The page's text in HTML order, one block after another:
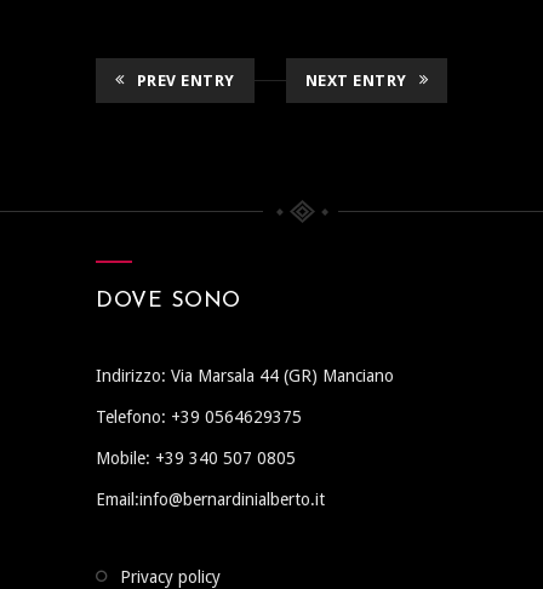
PREV ENTRY NEXT ENTRY
DOVE SONO
Indirizzo: Via Marsala 44 (GR) Manciano
Telefono: +39 0564629375
Mobile: +39 340 507 0805
Email:info@bernardinialberto.it
privacy policy